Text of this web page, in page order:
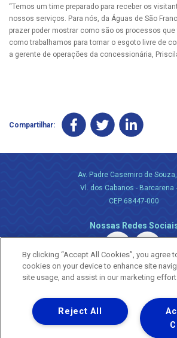
“Temos um time preparado para receber os
nossos serviços. Para nós, da Águas de São
prazer poder mostrar como são os processos
como trabalhamos para tornar o esgoto livre de
a gerente de operações da concessionária,
Compartilhar:
Av. Padre Casemiro de
Vl. dos Cabanos - Barcarena
CEP 68447-000
Nossas Redes
Uma empresa
Copyright ® 2026 - Todos os
By clicking “Accept All Cookies”, you agree
cookies on your device to enhance site
site usage, and assist in our marketing
Reject All